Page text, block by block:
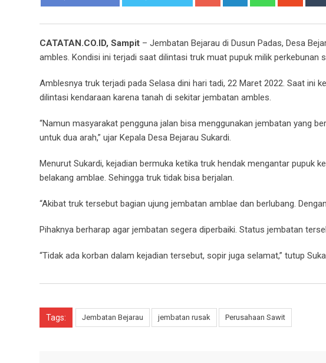
CATATAN.CO.ID, Sampit – Jembatan Bejarau di Dusun Padas, Desa
ambles. Kondisi ini terjadi saat dilintasi truk muat pupuk milik perkebunan
Amblesnya truk terjadi pada Selasa dini hari tadi, 22 Maret 2022. Saat ini
dilintasi kendaraan karena tanah di sekitar jembatan ambles.
“Namun masyarakat pengguna jalan bisa menggunakan jembatan yang
untuk dua arah,” ujar Kepala Desa Bejarau Sukardi.
Menurut Sukardi, kejadian bermuka ketika truk hendak mengantar pupuk
belakang amblae. Sehingga truk tidak bisa berjalan.
“Akibat truk tersebut bagian ujung jembatan amblae dan berlubang.
Pihaknya berharap agar jembatan segera diperbaiki. Status jembatan
“Tidak ada korban dalam kejadian tersebut, sopir juga selamat,” tutup
Tags: Jembatan Bejarau jembatan rusak Perusahaan Sawit